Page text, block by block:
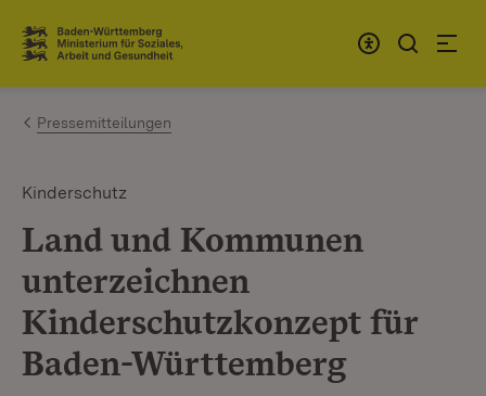
Zum Inhalt springen
Link zur Startseite
Pressemitteilungen
Kinderschutz
Land und Kommunen
unterzeichnen
Kinderschutzkonzept für
Baden-Württemberg